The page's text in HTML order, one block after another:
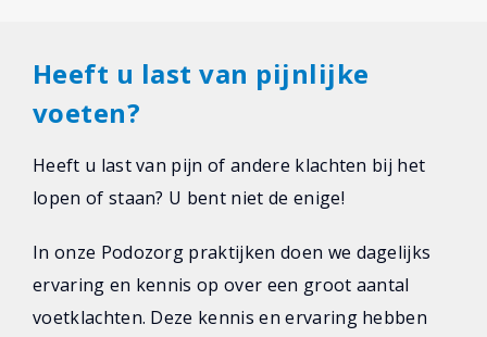
Heeft u last van pijnlijke
voeten?
Heeft u last van pijn of andere klachten bij het
lopen of staan? U bent niet de enige!
In onze Podozorg praktijken doen we dagelijks
ervaring en kennis op over een groot aantal
voetklachten. Deze kennis en ervaring hebben